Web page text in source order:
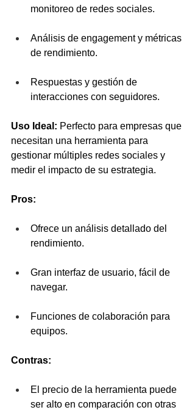
monitoreo de redes sociales.
Análisis de engagement y métricas
de rendimiento.
Respuestas y gestión de
interacciones con seguidores.
Uso Ideal: Perfecto para empresas que
necesitan una herramienta para
gestionar múltiples redes sociales y
medir el impacto de su estrategia.
Pros:
Ofrece un análisis detallado del
rendimiento.
Gran interfaz de usuario, fácil de
navegar.
Funciones de colaboración para
equipos.
Contras:
El precio de la herramienta puede
ser alto en comparación con otras